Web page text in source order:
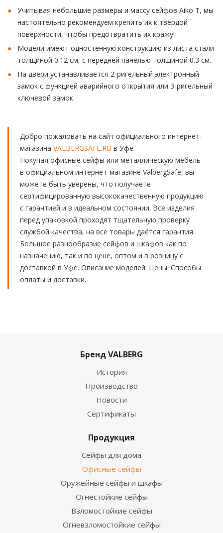
Учитывая небольшие размеры и массу сейфов Aiko T, мы
настоятельно рекомендуем крепить их к твёрдой
поверхности, чтобы предотвратить их кражу!
Модели имеют одностенную конструкцию из листа стали
толщиной 0.12 см, с передней панелью толщиной 0.3 см.
На двери устанавливается 2-ригельный электронный
замок с функцией аварийного открытия или 3-ригельный
ключевой замок.
Добро пожаловать на сайт официального интернет-
магазина VALBERGSAFE.RU в Уфе.
Покупая офисные сейфы или металлическую мебель
в официальном интернет-магазине ValbergSafe, вы
можете быть уверены, что получаете
сертифицированную высококачественную продукцию
с гарантией и в идеальном состоянии. Все изделия
перед упаковкой проходят тщательную проверку
службой качества, на все товары даётся гарантия.
Большое разнообразие сейфов и шкафов как по
назначению, так и по цене, оптом и в розницу с
доставкой в Уфе. Описание моделей. Цены. Способы
оплаты и доставки.
Бренд VALBERG
История
Производство
Новости
Сертификаты
Продукция
Сейфы для дома
Офисные сейфы
Оружейные сейфы и шкафы
Огнестойкие сейфы
Взломостойкие сейфы
Огневзломостойкие сейфы